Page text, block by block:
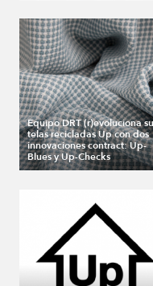
Equipo DRT (r)evoluciona
telas recicladas Up con dos
innovaciones contract: Up-
Blues y Up-Checks